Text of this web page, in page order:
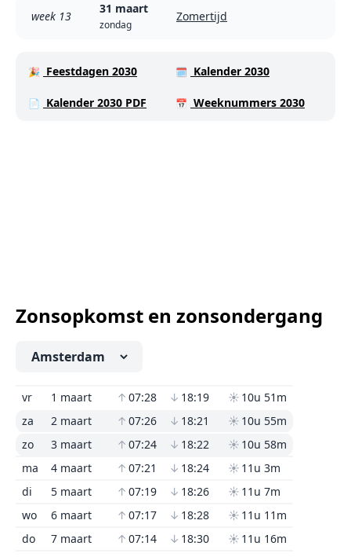
week 13
31 maart
zondag
Zomertijd
🎉 Feestdagen 2030 🗓️ Kalender 2030
📄 Kalender 2030 PDF 📅 Weeknummers 2030
Zonsopkomst en zonsondergang
vr 1 maart ↑ 07:28 ↓ 18:19 ☀ 10u 51m
za
2 maart ↑ 07:26 ↓ 18:21 ☀ 10u 55m
zo
3 maart ↑ 07:24 ↓ 18:22 ☀ 10u 58m
ma
4 maart ↑ 07:21 ↓ 18:24 ☀ 11u 3m
di
5 maart ↑ 07:19 ↓ 18:26 ☀ 11u 7m
wo
6 maart ↑ 07:17 ↓ 18:28 ☀ 11u 11m
do
7 maart ↑ 07:14 ↓ 18:30 ☀ 11u 16m